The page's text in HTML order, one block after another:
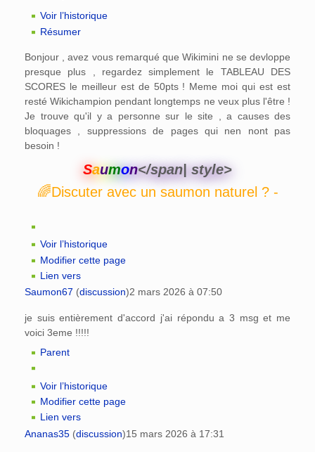
Voir l’historique
Résumer
Bonjour , avez vous remarqué que Wikimini ne se devloppe
presque plus , regardez simplement le TABLEAU DES
SCORES le meilleur est de 50pts ! Meme moi qui est est
resté Wikichampion pendant longtemps ne veux plus l'être !
Je trouve qu'il y a personne sur le site , a causes des
bloquages , suppressions de pages qui nen nont pas
besoin !
Saumon</span| style>
🌈Discuter avec un saumon naturel ? -
Voir l’historique
Modifier cette page
Lien vers
Saumon67 (discussion)2 mars 2026 à 07:50
je suis entièrement d'accord j'ai répondu a 3 msg et me
voici 3eme !!!!!
Parent
Voir l’historique
Modifier cette page
Lien vers
Ananas35 (discussion)15 mars 2026 à 17:31